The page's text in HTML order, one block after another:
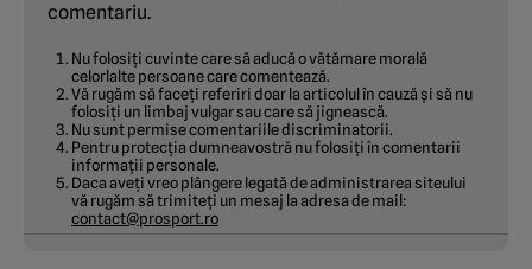
comentariu.
Nu folosiți cuvinte care să aducă o vătămare morală
celorlalte persoane care comentează.
Vă rugăm să faceți referiri doar la articolul în cauză și să nu
folosiți un limbaj vulgar sau care să jignească.
Nu sunt permise comentariile discriminatorii.
Pentru protecția dumneavostră nu folosiți în comentarii
informații personale.
Daca aveți vreo plângere legată de administrarea siteului
vă rugăm să trimiteți un mesaj la adresa de mail:
contact@prosport.ro